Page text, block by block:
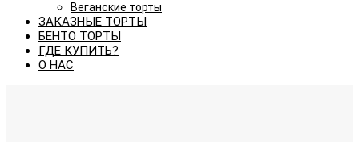
Веганские торты
ЗАКАЗНЫЕ ТОРТЫ
БЕНТО ТОРТЫ
ГДЕ КУПИТЬ?
О НАС